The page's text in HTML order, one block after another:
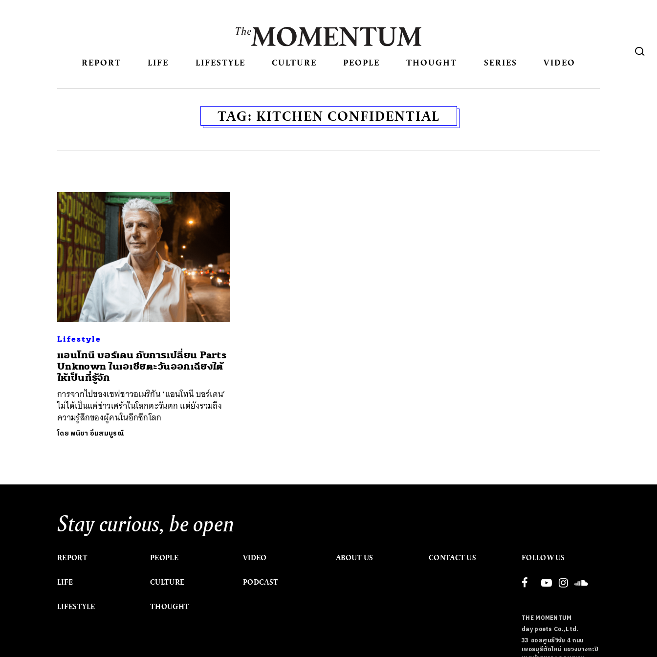
REPORT LIFE LIFESTYLE CULTURE PEOPLE THOUGHT SERIES VIDEO
TAG: KITCHEN CONFIDENTIAL
Lifestyle
แอนโทนี บอร์เดน กับการเปลี่ยน Parts
Unknown ในเอเชียตะวันออกเฉียงใต้
ให้เป็นที่รู้จัก
การจากไปของเชฟชาวอเมริกัน ‘แอนโทนี บอร์เดน’
ไม่ได้เป็นแค่ข่าวเศร้าในโลกตะวันตก แต่ยังรวมถึง
ความรู้สึกของผู้คนในอีกซีกโลก
โดยพนิชา อิ่มสมบูรณ์
Stay curious, be open
REPORT
LIFE
LIFESTYLE
PEOPLE
CULTURE
THOUGHT
VIDEO
PODCAST
ABOUT US CONTACT US FOLLOW US
THE MOMENTUM
day poets Co.,Ltd.
33 ซอยศูนย์วิจัย 4 ถนน
เพชรบุรีตัดใหม่ แขวงบางกะปิ